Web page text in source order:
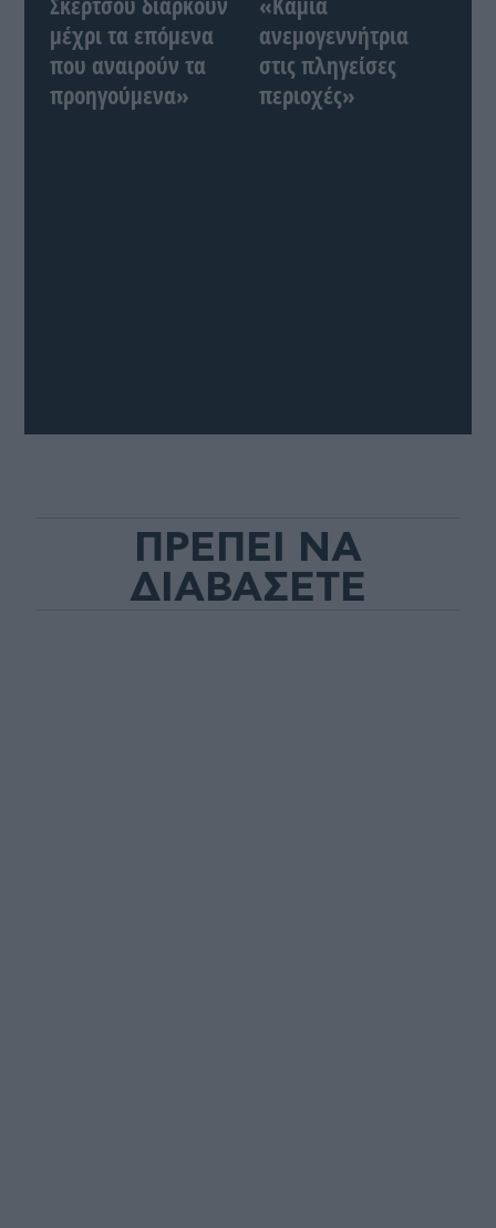
μέχρι τα επόμενα
που αναιρούν τα
προηγούμενα»
ανεμογεννήτρια
στις πληγείσες
περιοχές»
ΠΡΕΠΕΙ ΝΑ
ΔΙΑΒΑΣΕΤΕ